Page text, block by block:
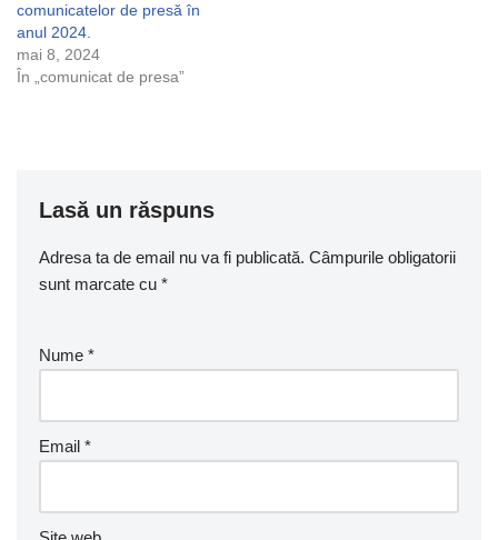
comunicatelor de presă în
anul 2024.
mai 8, 2024
În „comunicat de presa”
Lasă un răspuns
Adresa ta de email nu va fi publicată. Câmpurile obligatorii
sunt marcate cu *
Nume *
Email *